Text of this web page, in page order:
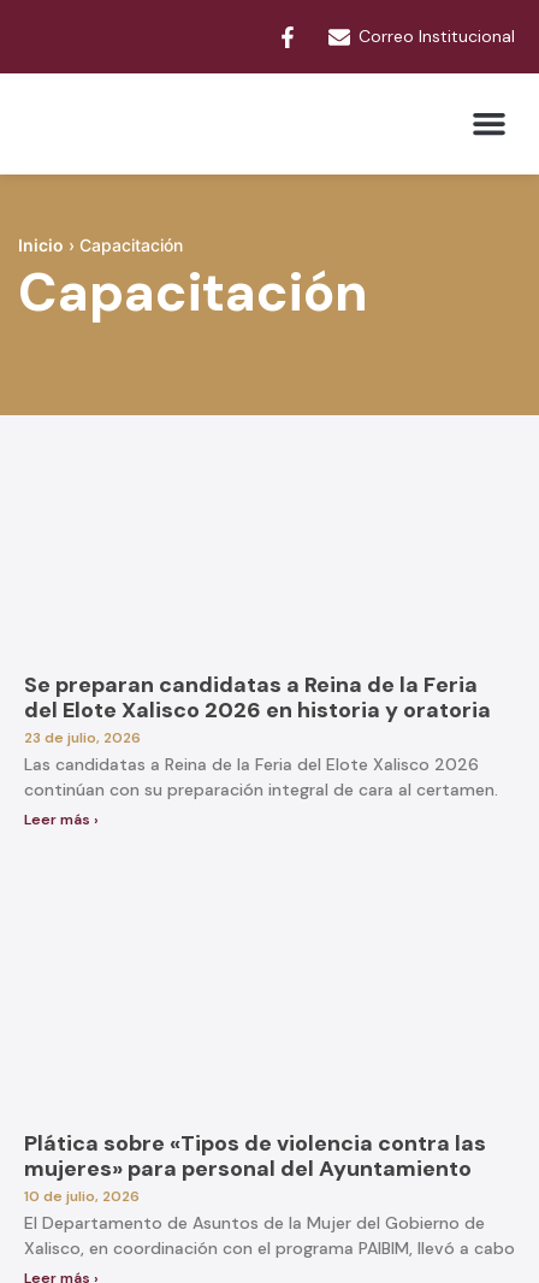
Correo Institucional
Inicio › Capacitación
Capacitación
Se preparan candidatas a Reina de la Feria
del Elote Xalisco 2026 en historia y oratoria
23 de julio, 2026
Las candidatas a Reina de la Feria del Elote Xalisco 2026
continúan con su preparación integral de cara al certamen.
Leer más ›
Plática sobre «Tipos de violencia contra las
mujeres» para personal del Ayuntamiento
10 de julio, 2026
El Departamento de Asuntos de la Mujer del Gobierno de
Xalisco, en coordinación con el programa PAIBIM, llevó a cabo
Leer más ›